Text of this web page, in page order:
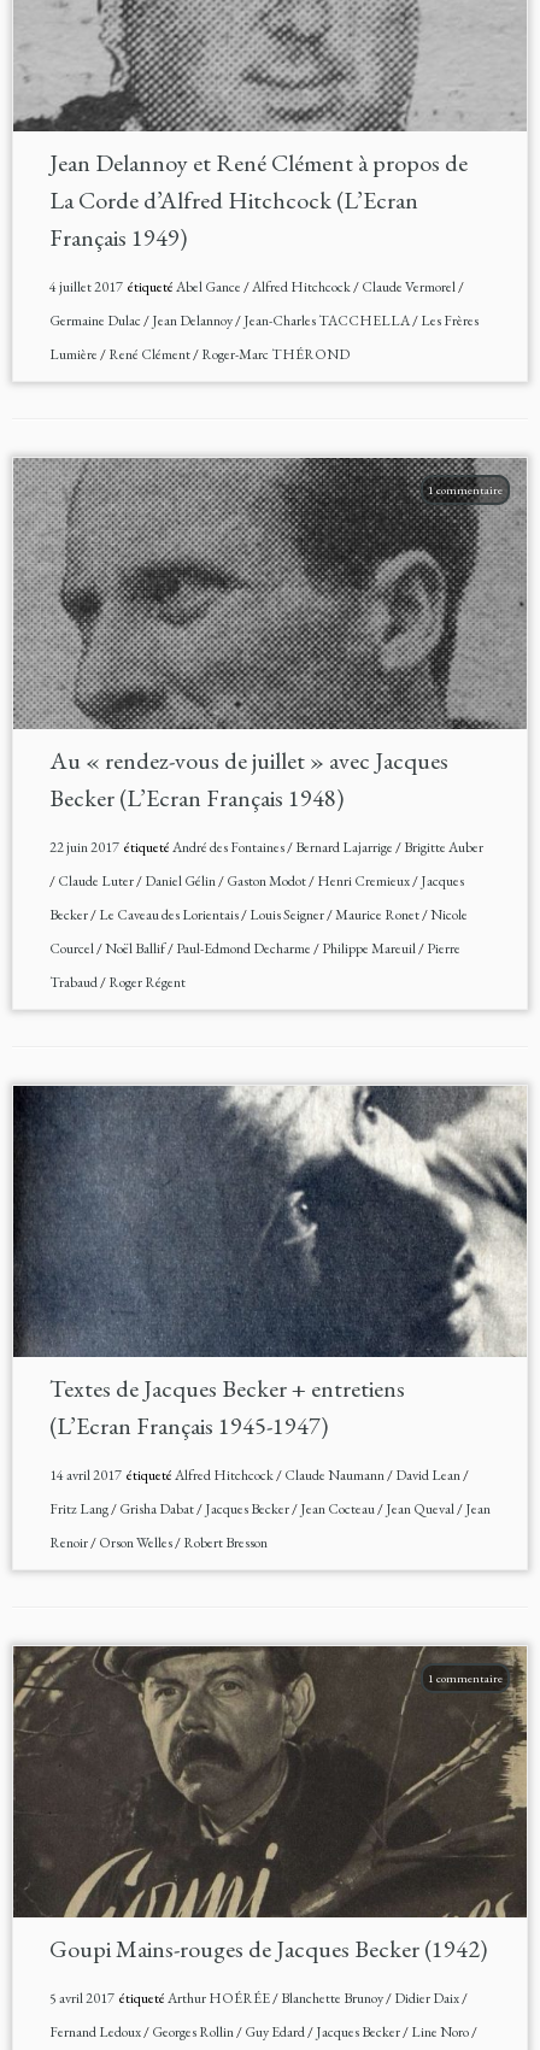
Jean Delannoy et René Clément à propos de
La Corde d’Alfred Hitchcock (L’Ecran
Français 1949)
4 juillet 2017étiquetéAbel Gance/Alfred Hitchcock/Claude Vermorel/
Germaine Dulac/Jean Delannoy/Jean-Charles TACCHELLA/Les Frères
Lumière/René Clément/Roger-Marc THÉROND
1 commentaire
Au « rendez-vous de juillet » avec Jacques
Becker (L’Ecran Français 1948)
22 juin 2017étiquetéAndré des Fontaines/Bernard Lajarrige/Brigitte Auber
/Claude Luter/Daniel Gélin/Gaston Modot/Henri Cremieux/Jacques
Becker/Le Caveau des Lorientais/Louis Seigner/Maurice Ronet/Nicole
Courcel/Noël Ballif/Paul-Edmond Decharme/Philippe Mareuil/Pierre
Trabaud/Roger Régent
Textes de Jacques Becker + entretiens
(L’Ecran Français 1945-1947)
14 avril 2017étiquetéAlfred Hitchcock/Claude Naumann/David Lean/
Fritz Lang/Grisha Dabat/Jacques Becker/Jean Cocteau/Jean Queval/Jean
Renoir/Orson Welles/Robert Bresson
1 commentaire
Goupi Mains-rouges de Jacques Becker (1942)
5 avril 2017étiquetéArthur HOÉRÉE/Blanchette Brunoy/Didier Daix/
Fernand Ledoux/Georges Rollin/Guy Edard/Jacques Becker/Line Noro/